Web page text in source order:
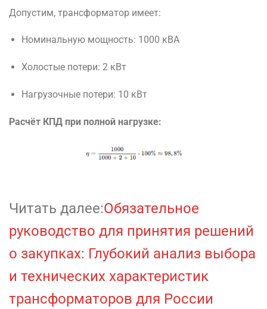
Допустим, трансформатор имеет:
Номинальную мощность: 1000 кВА
Холостые потери: 2 кВт
Нагрузочные потери: 10 кВт
Расчёт КПД при полной нагрузке:
Читать далее:Обязательное
руководство для принятия решений
о закупках: Глубокий анализ выбора
и технических характеристик
трансформаторов для России